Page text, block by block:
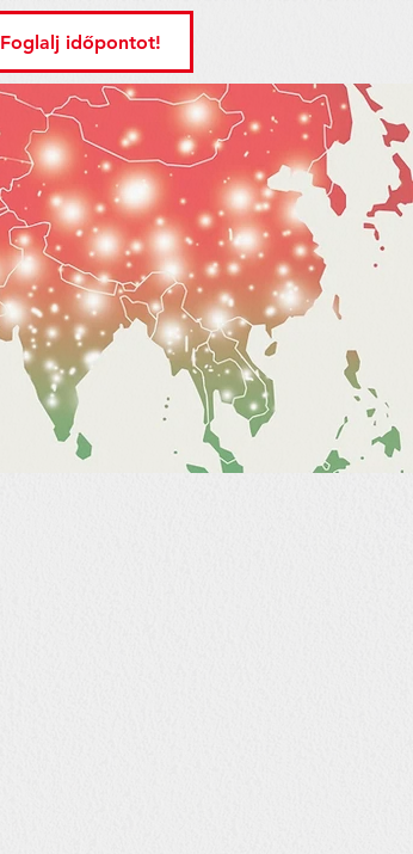
Foglalj időpontot!